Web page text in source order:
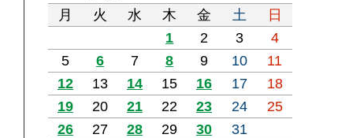
月 火 水 木 金 土
日
1
2 3
4
5
6 7 8 9 10
11
12
13 14 15 16 17
18
19
20 21 22 23 24
25
26
27 28 29 30
31